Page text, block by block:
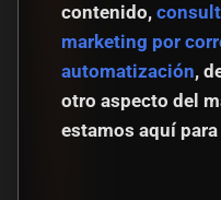
contenido,
marketing por
automatización,
otro aspecto del
estamos aquí